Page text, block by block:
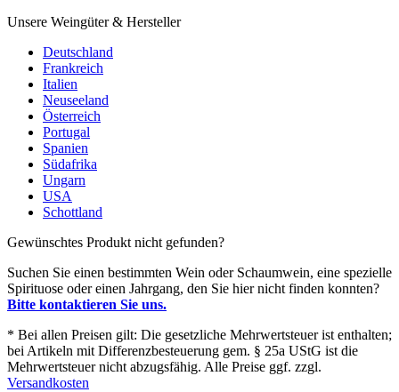
Unsere Weingüter & Hersteller
Deutschland
Frankreich
Italien
Neuseeland
Österreich
Portugal
Spanien
Südafrika
Ungarn
USA
Schottland
Gewünschtes Produkt nicht gefunden?
Suchen Sie einen bestimmten Wein oder Schaumwein, eine spezielle
Spirituose oder einen Jahrgang, den Sie hier nicht finden konnten?
Bitte kontaktieren Sie uns.
* Bei allen Preisen gilt: Die gesetzliche Mehrwertsteuer ist enthalten;
bei Artikeln mit Differenzbesteuerung gem. § 25a UStG ist die
Mehrwertsteuer nicht abzugsfähig. Alle Preise ggf. zzgl.
Versandkosten